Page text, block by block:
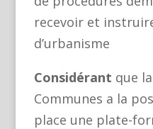
recevoir et
d’urbanisme
Considérant que
Communes a la
place une plate-